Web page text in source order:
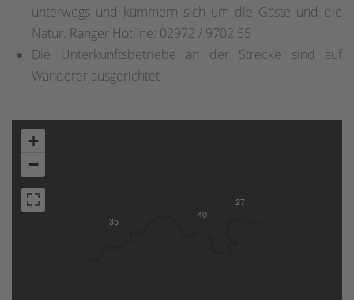
unterwegs und kümmern sich um die Gäste und die
Natur. Ranger Hotline: 02972 / 9702 55
Die Unterkunftsbetriebe an der Strecke sind auf
Wanderer ausgerichtet
27
40
35
+
−